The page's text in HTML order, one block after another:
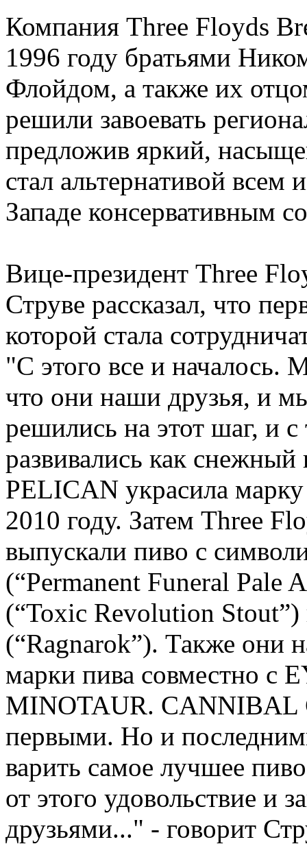
Компания Three Floyds
1996 году братьями
Флойдом, а также их
решили завоевать
предложив яркий,
стал альтернативой
Западе консервативным
Вице-президент Three
Струве рассказал, что
которой стала
"С этого все и началось.
что они наши друзья, и
решились на этот шаг, и
развивались как
PELICAN украсила
2010 году. Затем Three
выпускали пиво с
(“Permanent Funeral
(“Toxic Revolution
(“Ragnarok”). Также они
марки пива совместно с
MINOTAUR. CANNIBAL
первыми. Но и
варить самое лучшее
от этого удовольствие и
друзьями..." - говорит